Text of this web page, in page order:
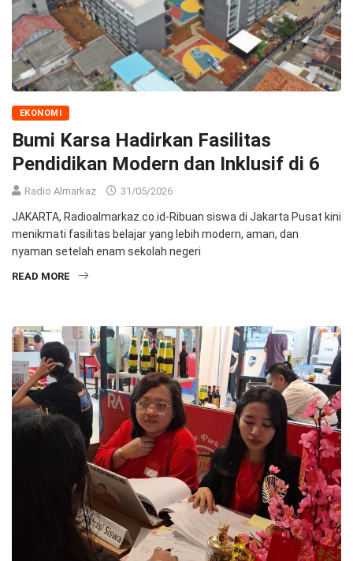
EKONOMI
Bumi Karsa Hadirkan Fasilitas
Pendidikan Modern dan Inklusif di 6
Radio Almarkaz 31/05/2026
JAKARTA, Radioalmarkaz.co.id-Ribuan siswa di Jakarta Pusat kini
menikmati fasilitas belajar yang lebih modern, aman, dan
nyaman setelah enam sekolah negeri
READ MORE